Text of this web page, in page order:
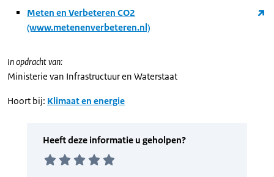
Meten en Verbeteren CO2
(www.metenenverbeteren.nl)
In opdracht van:
Ministerie van Infrastructuur en Waterstaat
Hoort bij: Klimaat en energie